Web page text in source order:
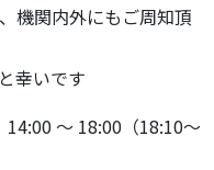
機関内外にもご周知頂
幸いです
14:00 ～ 18:00（18:10～